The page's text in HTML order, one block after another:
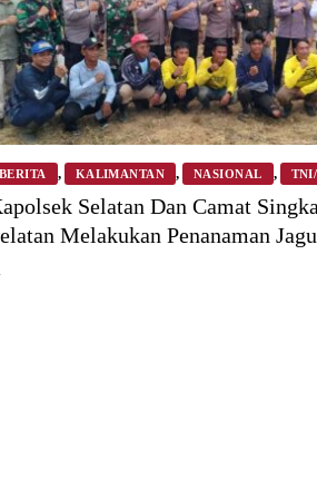
BERITA , KALIMANTAN , NASIONAL ,
Selatan Dan Camat
Melakukan Penanaman